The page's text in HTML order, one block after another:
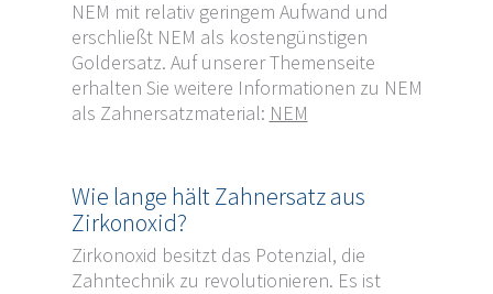
NEM mit relativ geringem Aufwand und
erschließt NEM als kostengünstigen
Goldersatz. Auf unserer Themenseite
erhalten Sie weitere Informationen zu NEM
als Zahnersatzmaterial: NEM
Wie lange hält Zahnersatz aus
Zirkonoxid?
Zirkonoxid besitzt das Potenzial, die
Zahntechnik zu revolutionieren. Es ist